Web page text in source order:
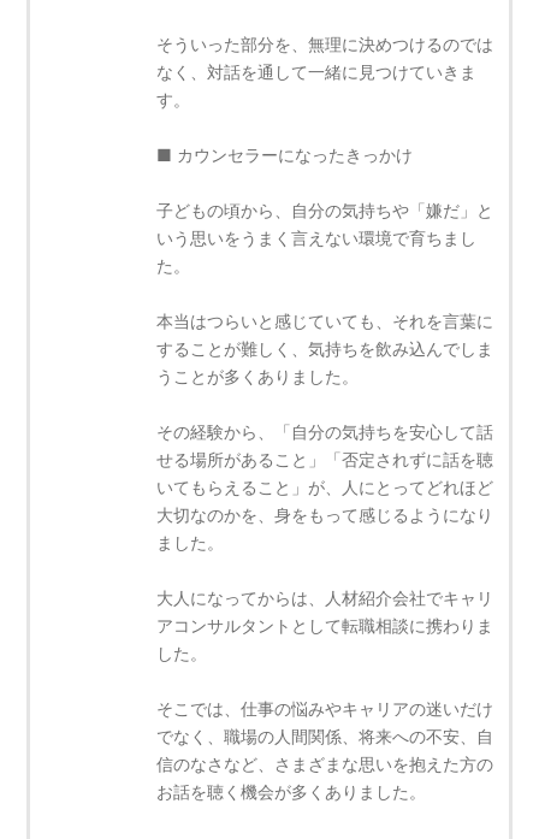
そういった部分を、無理に決めつけるのでは
なく、対話を通して一緒に見つけていきま
す。
■ カウンセラーになったきっかけ
子どもの頃から、自分の気持ちや「嫌だ」と
いう思いをうまく言えない環境で育ちまし
た。
本当はつらいと感じていても、それを言葉に
することが難しく、気持ちを飲み込んでしま
うことが多くありました。
その経験から、「自分の気持ちを安心して話
せる場所があること」「否定されずに話を聴
いてもらえること」が、人にとってどれほど
大切なのかを、身をもって感じるようになり
ました。
大人になってからは、人材紹介会社でキャリ
アコンサルタントとして転職相談に携わりま
した。
そこでは、仕事の悩みやキャリアの迷いだけ
でなく、職場の人間関係、将来への不安、自
信のなさなど、さまざまな思いを抱えた方の
お話を聴く機会が多くありました。